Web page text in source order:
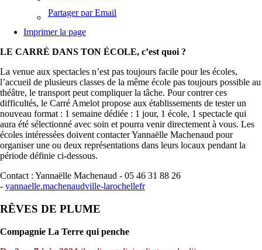
Partager par Email
Imprimer la page
LE CARRÉ DANS TON ÉCOLE, c’est quoi ?
La venue aux spectacles n’est pas toujours facile pour les écoles,
l’accueil de plusieurs classes de la même école pas toujours possible au
théâtre, le transport peut compliquer la tâche. Pour contrer ces
difficultés, le Carré Amelot propose aux établissements de tester un
nouveau format : 1 semaine dédiée : 1 jour, 1 école, 1 spectacle qui
aura été sélectionné avec soin et pourra venir directement à vous. Les
écoles intéressées doivent contacter Yannaëlle Machenaud pour
organiser une ou deux représentations dans leurs locaux pendant la
période définie ci-dessous.
Contact : Yannaëlle Machenaud - 05 46 31 88 26
- yannaelle.machenaudville-larochellefr
RÊVES DE PLUME
Compagnie La Terre qui penche